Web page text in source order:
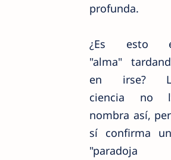
profunda.
¿Es esto
"alma"
en irse?
ciencia no
nombra así,
sí confirma
"paradoja